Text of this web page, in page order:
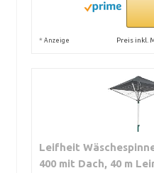
* Anzeige Preis inkl.
Leifheit
400 mit Dach, 40 m